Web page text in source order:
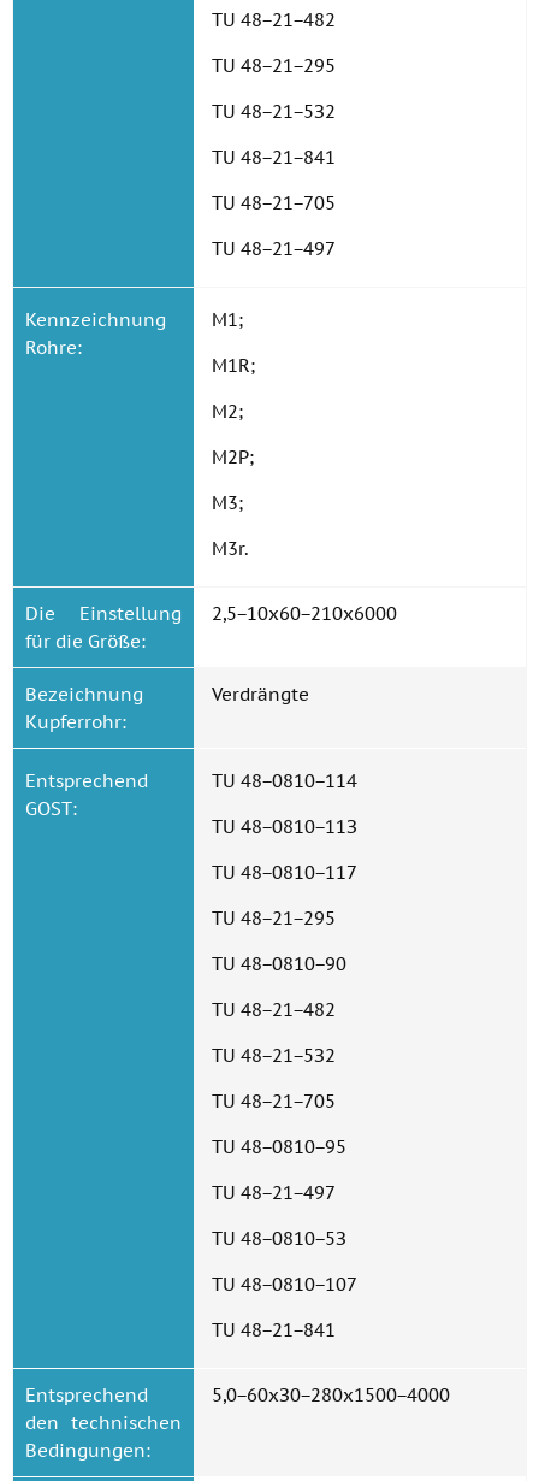
TU 48−21−482
TU 48−21−295
TU 48−21−5З2
TU 48−21−841
TU 48−21−705
TU 48−21−497
Kennzeichnung
Rohre:
M1;
M1R;
M2;
M2P;
M3;
M3r.
Die Einstellung
für die Größe:
2,5−10x60−210x6000
Bezeichnung
Kupferrohr:
Verdrängte
Entsprechend
GOST:
TU 48−0810−114
TU 48−0810−11З
TU 48−0810−117
TU 48−21−295
TU 48−0810−90
TU 48−21−482
TU 48−21−5З2
TU 48−21−705
TU 48−0810−95
TU 48−21−497
TU 48−0810−5З
TU 48−0810−107
TU 48−21−841
Entsprechend
den technischen
Bedingungen:
5,0−60хЗ0−280x1500−4000